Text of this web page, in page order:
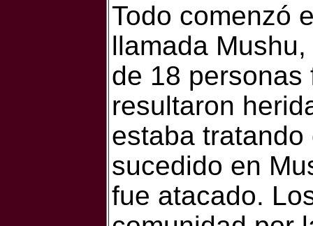
Todo comenzó
llamada
de 18
resultaron
estaba
sucedido en
fue atacado.